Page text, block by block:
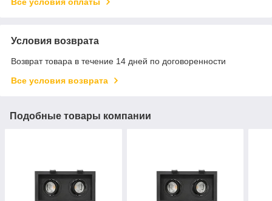
Условия возврата
Возврат товара в течение 14 дней по договоренности
Все условия возврата
Подобные товары компании